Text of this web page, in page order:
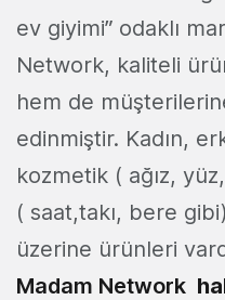
ev giyimi” odaklı
Network, kaliteli
hem de
edinmiştir. Kadın,
kozmetik ( ağız,
( saat,takı, bere
üzerine ürünleri
Madam Network